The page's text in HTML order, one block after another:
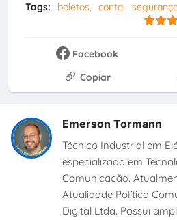
Tags: boletos conta
Facebook
Copiar
Emerson Tormann
Técnico Industrial em
especializado em
Comunicação.
Atualidade Política
Digital Ltda. Possui